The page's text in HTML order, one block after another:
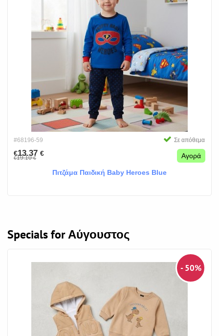
#68196-59 Σε απόθεμα
€13.37 €
€19.10€ Αγορά
Πιτζάμα Παιδική Baby Heroes Blue
Specials for Αύγουστος
- 50%